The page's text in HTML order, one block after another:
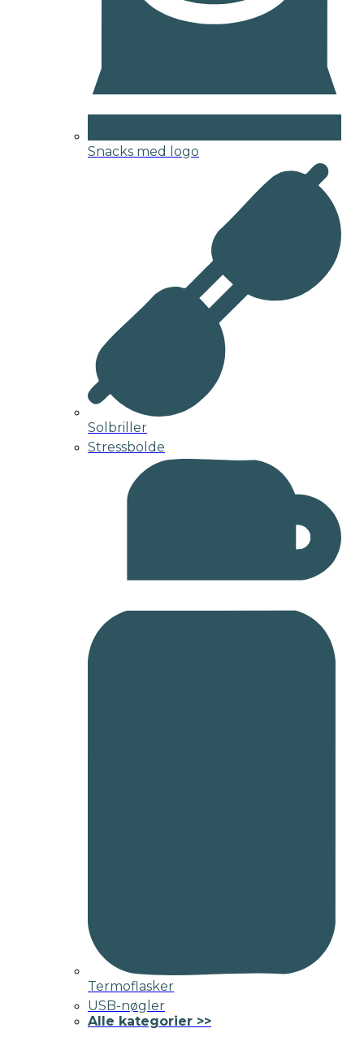
Snacks med logo
Solbriller
Stressbolde
Termoflasker
USB-nøgler
Alle kategorier >>